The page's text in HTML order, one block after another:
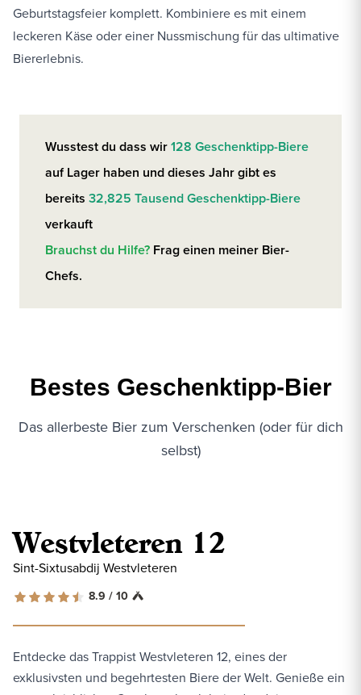
Geburtstagsfeier komplett. Kombiniere es mit einem
leckeren Käse oder einer Nussmischung für das ultimative
Biererlebnis.
Wusstest du dass wir128 Geschenktipp-Biere
auf Lager haben und dieses Jahr gibt es
bereits 32,825 Tausend Geschenktipp-Biere
verkauft
Brauchst du Hilfe? Frag einen meiner Bier-
Chefs.
Bestes Geschenktipp-Bier
Das allerbeste Bier zum Verschenken (oder für dich
selbst)
Westvleteren 12
Sint-Sixtusabdij Westvleteren
8.9 / 10
Entdecke das Trappist Westvleteren 12, eines der
exklusivsten und begehrtesten Biere der Welt. Genieße ein